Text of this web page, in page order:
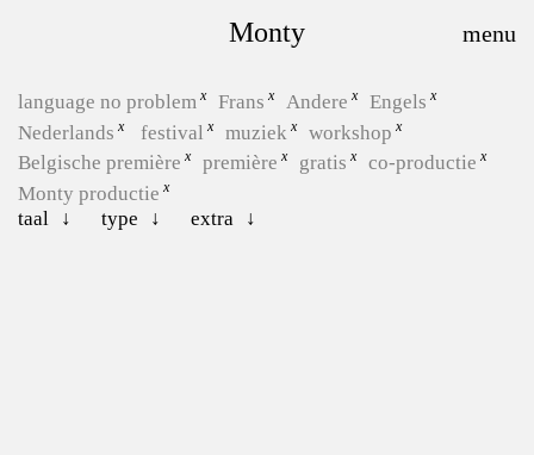
Monty
language no problem Frans Andere
Engels
Nederlands
festival muziek
workshop
Belgische première
première gratis
co-productie
Monty productie
taal
type extra